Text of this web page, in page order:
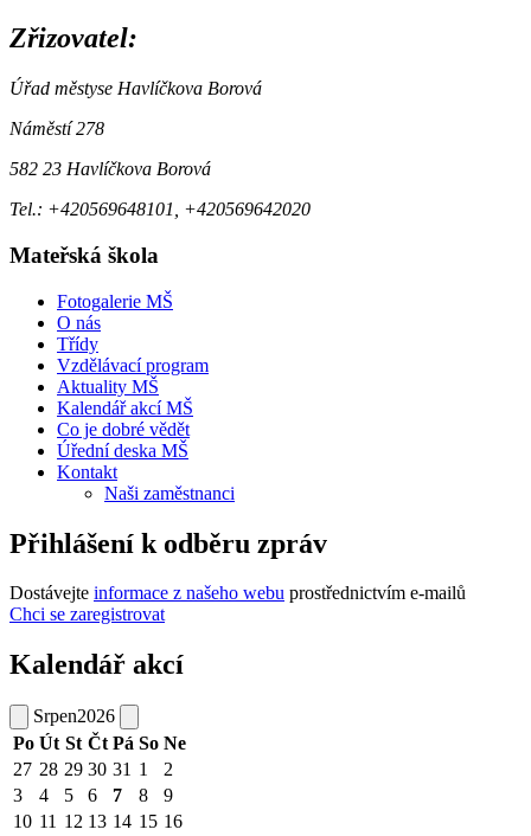
Zřizovatel:
Úřad městyse Havlíčkova Borová
Náměstí 278
582 23 Havlíčkova Borová
Tel.: +420569648101, +420569642020
Mateřská škola
Fotogalerie MŠ
O nás
Třídy
Vzdělávací program
Aktuality MŠ
Kalendář akcí MŠ
Co je dobré vědět
Úřední deska MŠ
Kontakt
Naši zaměstnanci
Přihlášení k odběru zpráv
Dostávejte informace z našeho webu prostřednictvím e-mailů
Chci se zaregistrovat
Kalendář akcí
Srpen2026
Po Út St Čt Pá So Ne
27 28 29 30 31 1
2
3
4 5 6 7 8
9
10 11 12 13 14 15 16